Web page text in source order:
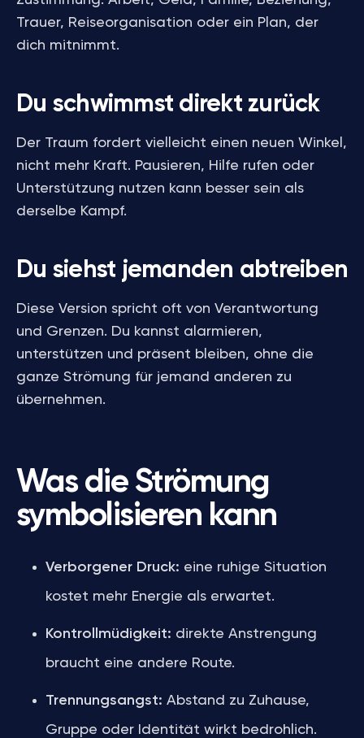
Trauer, Reiseorganisation oder ein Plan, der
dich mitnimmt.
Du schwimmst direkt zurück
Der Traum fordert vielleicht einen neuen Winkel,
nicht mehr Kraft. Pausieren, Hilfe rufen oder
Unterstützung nutzen kann besser sein als
derselbe Kampf.
Du siehst jemanden abtreiben
Diese Version spricht oft von Verantwortung
und Grenzen. Du kannst alarmieren,
unterstützen und präsent bleiben, ohne die
ganze Strömung für jemand anderen zu
übernehmen.
Was die Strömung
symbolisieren kann
Verborgener Druck: eine ruhige Situation
kostet mehr Energie als erwartet.
Kontrollmüdigkeit: direkte Anstrengung
braucht eine andere Route.
Trennungsangst: Abstand zu Zuhause,
Gruppe oder Identität wirkt bedrohlich.